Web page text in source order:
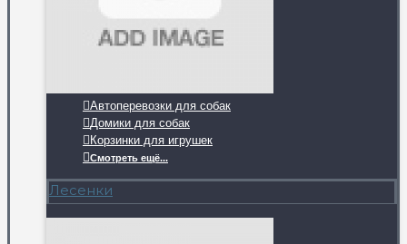
Автоперевозки для собак
Домики для собак
Корзинки для игрушек
Смотреть ещё...
Лесенки